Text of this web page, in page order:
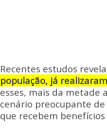
Recentes estudos
população, já
esses, mais da metade
cenário preocupante
que recebem benefícios